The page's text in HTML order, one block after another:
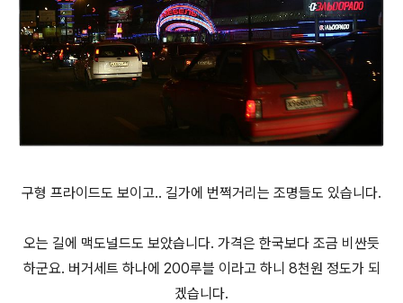
구형 프라이드도 보이고.. 길가에 번쩍거리는 조명들도 있습니다.
오는 길에 맥도널드도 보았습니다. 가격은 한국보다 조금 비싼듯
하군요. 버거세트 하나에 200루블 이라고 하니 8천원 정도가 되
겠습니다.